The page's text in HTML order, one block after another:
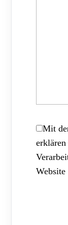
Mit
Website